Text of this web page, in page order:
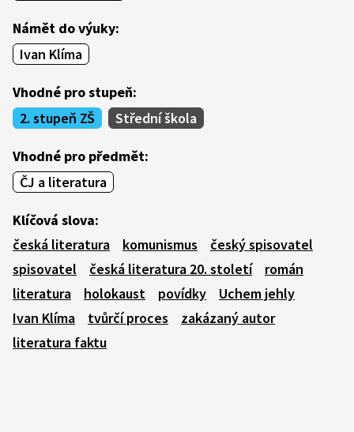
Námět do výuky:
Ivan Klíma
Vhodné pro stupeň:
2. stupeň ZŠ
Střední škola
Vhodné pro předmět:
ČJ a literatura
Klíčová slova:
česká literatura
komunismus
český spisovatel
spisovatel
česká literatura 20. století
román
literatura
holokaust povídky
Uchem jehly
Ivan Klíma
tvůrčí proces
zakázaný autor
literatura faktu